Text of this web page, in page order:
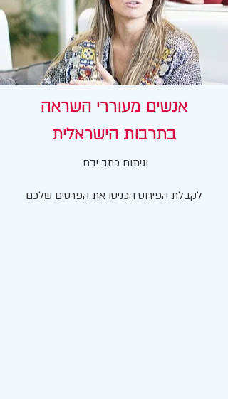
אנשים מעוררי השראה
בתרבות הישראלית
וניתוח כתב ידם
לקבלת הפירוט הכניסו את הפרטים שלכם